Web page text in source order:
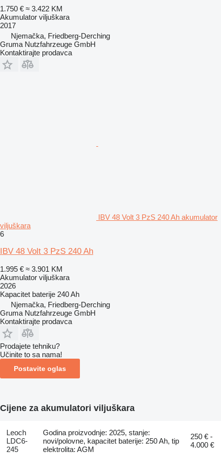
1.750 € ≈ 3.422 KM
Akumulator viljuškara
2017
Njemačka, Friedberg-Derching
Gruma Nutzfahrzeuge GmbH
Kontaktirajte prodavca
IBV 48 Volt 3 PzS 240 Ah akumulator
viljuškara
6
IBV 48 Volt 3 PzS 240 Ah
1.995 € ≈ 3.901 KM
Akumulator viljuškara
2026
Kapacitet baterije 240 Ah
Njemačka, Friedberg-Derching
Gruma Nutzfahrzeuge GmbH
Kontaktirajte prodavca
Prodajete tehniku?
Učinite to sa nama!
Postavite oglas
Cijene za akumulatori viljuškara
Leoch
LDC6-
245
Godina proizvodnje: 2025, stanje:
novi/polovne, kapacitet baterije: 250 Ah, tip
elektrolita: AGM
250 € -
4.000 €